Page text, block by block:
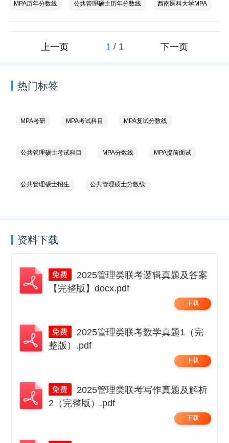
MPA历年分数线 公共管理硕士历年分数线 西南医科大学MPA
上一页 1 / 1 下一页
热门标签
MPA考研 MPA考试科目 MPA复试分数线
公共管理硕士考试科目 MPA分数线 MPA提前面试
公共管理硕士招生 公共管理硕士分数线
资料下载
【完整版】docx.pdf
下载
整版）.pdf
下载
2（完整版）.pdf
下载